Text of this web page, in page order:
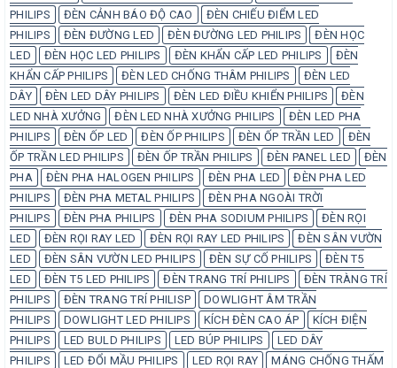
PHILIPS
ĐÈN CẢNH BÁO ĐỘ CAO
ĐÈN CHIẾU ĐIỂM LED
PHILIPS
ĐÈN ĐƯỜNG LED ĐÈN ĐƯỜNG LED PHILIPS
ĐÈN HỌC
LED
ĐÈN HỌC LED PHILIPS ĐÈN KHẨN CẤP LED PHILIPS
ĐÈN
KHẨN CẤP PHILIPS
ĐÈN LED CHỐNG THÂM PHILIPS
ĐÈN LED
DÂY
ĐÈN LED DÂY PHILIPS ĐÈN LED ĐIỀU KHIỂN PHILIPS
ĐÈN
LED NHÀ XƯỞNG
ĐÈN LED NHÀ XƯỞNG PHILIPS
ĐÈN LED PHA
PHILIPS
ĐÈN ỐP LED ĐÈN ỐP PHILIPS ĐÈN ỐP TRẦN LED
ĐÈN
ỐP TRẦN LED PHILIPS
ĐÈN ỐP TRẦN PHILIPS ĐÈN PANEL LED
ĐÈN
PHA
ĐÈN PHA HALOGEN PHILIPS ĐÈN PHA LED
ĐÈN PHA LED
PHILIPS
ĐÈN PHA METAL PHILIPS
ĐÈN PHA NGOÀI TRỜI
PHILIPS
ĐÈN PHA PHILIPS ĐÈN PHA SODIUM PHILIPS
ĐÈN RỌI
LED
ĐÈN RỌI RAY LED ĐÈN RỌI RAY LED PHILIPS
ĐÈN SÂN VƯỜN
LED
ĐÈN SÂN VƯỜN LED PHILIPS ĐÈN SỰ CỐ PHILIPS
ĐÈN T5
LED
ĐÈN T5 LED PHILIPS ĐÈN TRANG TRÍ PHILIPS
ĐÈN TRÀNG TRÍ
PHILIPS
ĐÈN TRANG TRÍ PHILISP
DOWLIGHT ÂM TRẦN
PHILIPS
DOWLIGHT LED PHILIPS KÍCH ĐÈN CAO ÁP
KÍCH ĐIỆN
PHILIPS
LED BULD PHILIPS LED BÚP PHILIPS
LED DÂY
PHILIPS
LED ĐỔI MẦU PHILIPS LED RỌI RAY
MÁNG CHỐNG THẤM